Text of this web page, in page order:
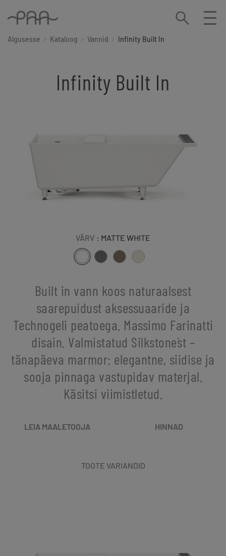
Algusesse Kataloog Vannid Infinity Built In
Infinity Built In
VÄRV : MATTE WHITE
Built in vann koos naturaalsest
saarepuidust aksessuaaride ja
Technogeli peatoega. Massimo Farinatti
disain. Valmistatud Silkstone`st –
tänapäeva marmor: elegantne, siidise ja
sooja pinnaga vastupidav materjal.
Käsitsi viimistletud.
LEIA MAALETOOJA HINNAD
TOOTE VARIANDID